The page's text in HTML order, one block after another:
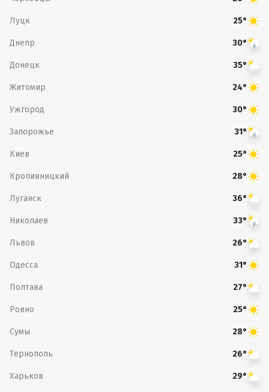
Луцк 25°
Днепр 30°
Донецк 35°
Житомир 24°
Ужгород 30°
Запорожье 31°
Киев 25°
Кропивницкий 28°
Луганск 36°
Николаев 33°
Львов 26°
Одесса 31°
Полтава 27°
Ровно 25°
Сумы 28°
Тернополь 26°
Харьков 29°